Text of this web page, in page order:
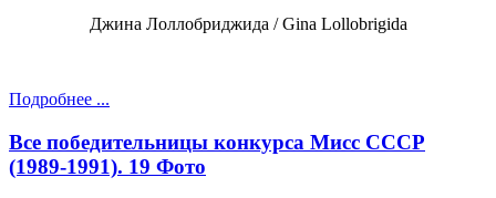
Джина Лоллобриджида / Gina Lollobrigida
Подробнее ...
Все победительницы конкурса Мисс СССР
(1989-1991). 19 Фото